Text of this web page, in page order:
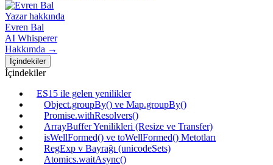
Yazar hakkında
Evren Bal
AI Whisperer
Hakkımda →
İçindekiler
İçindekiler
ES15 ile gelen yenilikler
Object.groupBy() ve Map.groupBy()
Promise.withResolvers()
ArrayBuffer Yenilikleri (Resize ve Transfer)
isWellFormed() ve toWellFormed() Metotları
RegExp v Bayrağı (unicodeSets)
Atomics.waitAsync()